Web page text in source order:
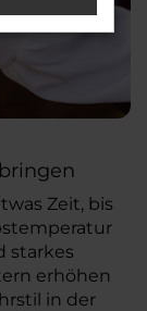
Zeit, bis
starkes
erhöhen
in der